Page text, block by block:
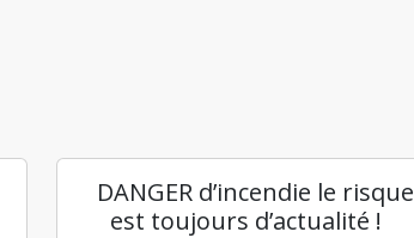
DANGER d’incendie le risque
est toujours d’actualité !